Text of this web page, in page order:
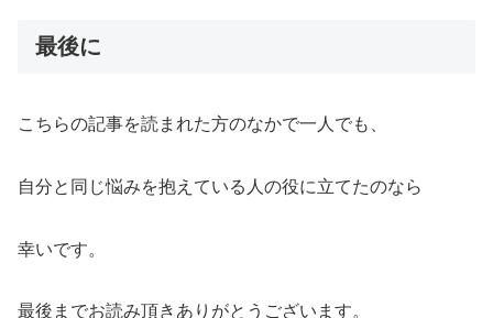
最後に
こちらの記事を読まれた方のなかで一人でも、
自分と同じ悩みを抱えている人の役に立てたのなら
幸いです。
最後までお読み頂きありがとうございます。